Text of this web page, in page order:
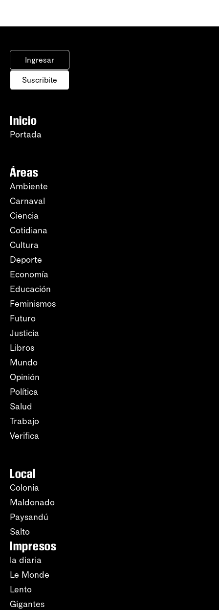
Ingresar
Suscribite
Inicio
Portada
Áreas
Ambiente
Carnaval
Ciencia
Cotidiana
Cultura
Deporte
Economía
Educación
Feminismos
Futuro
Justicia
Libros
Mundo
Opinión
Política
Salud
Trabajo
Verifica
Local
Colonia
Maldonado
Paysandú
Salto
Impresos
la diaria
Le Monde
Lento
Gigantes